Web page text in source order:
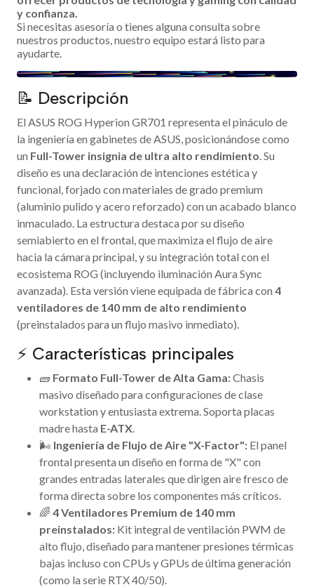
y confianza.
Si necesitas asesoría o tienes alguna consulta sobre
nuestros productos, nuestro equipo estará listo para
ayudarte.
📝 Descripción
El ASUS ROG Hyperion GR701 representa el pináculo de
la ingeniería en gabinetes de ASUS, posicionándose como
un Full-Tower insignia de ultra alto rendimiento. Su
diseño es una declaración de intenciones estética y
funcional, forjado con materiales de grado premium
(aluminio pulido y acero reforzado) con un acabado blanco
inmaculado. La estructura destaca por su diseño
semiabierto en el frontal, que maximiza el flujo de aire
hacia la cámara principal, y su integración total con el
ecosistema ROG (incluyendo iluminación Aura Sync
avanzada). Esta versión viene equipada de fábrica con 4
ventiladores de 140 mm de alto rendimiento
(preinstalados para un flujo masivo inmediato).
⚡ Características principales
🧱 Formato Full-Tower de Alta Gama:Chasis
masivo diseñado para configuraciones de clase
workstation y entusiasta extrema. Soporta placas
madre hasta E-ATX.
🌬️ Ingeniería de Flujo de Aire "X-Factor": El panel
frontal presenta un diseño en forma de "X" con
grandes entradas laterales que dirigen aire fresco de
forma directa sobre los componentes más críticos.
🌈 4 Ventiladores Premium de 140 mm
preinstalados: Kit integral de ventilación PWM de
alto flujo, diseñado para mantener presiones térmicas
bajas incluso con CPUs y GPUs de última generación
(como la serie RTX 40/50).